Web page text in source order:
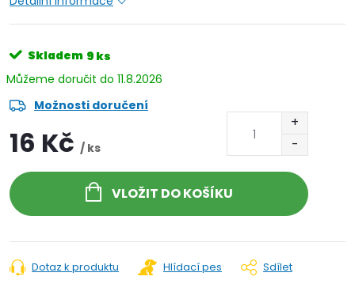
Skladem 9 ks
11.8.2026
Možnosti doručení
16 Kč / ks
VLOŽIT DO KOŠÍKU
Dotaz k produktu Hlídací pes Sdílet